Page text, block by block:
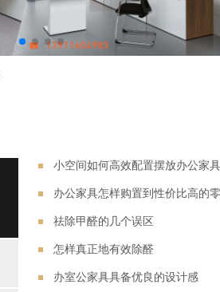
小空间如何高效配置摆放办公家具
办公家具怎样购置到性价比高的
祛除甲醛的几个误区
怎样真正地有效除醛
办室公家具具备优良的设计感